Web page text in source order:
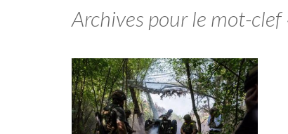
Archives pour le mot-clef